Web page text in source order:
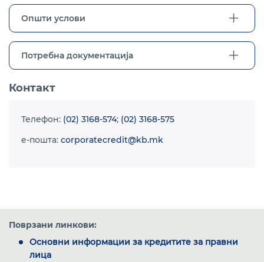
Општи услови
Потребна документација
Контакт
Телефон: (02) 3168-574; (02) 3168-575
e-пошта: corporatecredit@kb.mk
Поврзани линкови:
Основни информации за кредитите за правни
лица